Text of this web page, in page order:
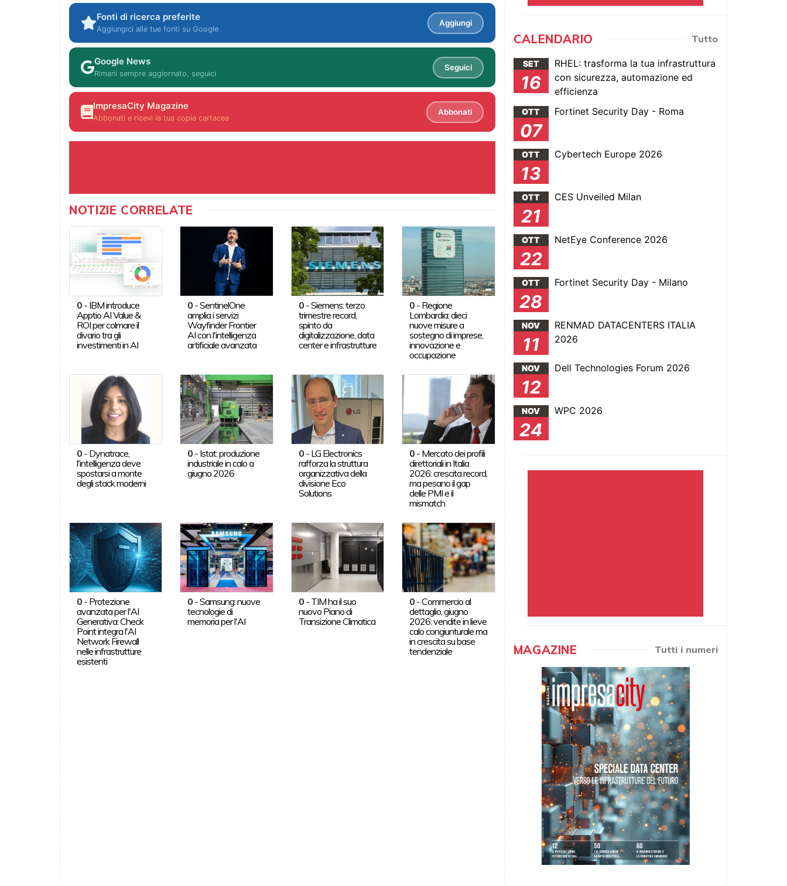
Fonti di ricerca preferite
Aggiungici alle tue fonti su Google
Aggiungi
Google News
Rimani sempre aggiornato, seguici
Seguici
ImpresaCity Magazine
Abbonati e ricevi la tua copia cartacea
Abbonati
NOTIZIE CORRELATE
0- IBM introduce
Apptio AI Value &
ROI per colmare il
divario tra gli
investimenti in AI
0 -SentinelOne
amplia i servizi
Wayfinder Frontier
AI con l'intelligenza
artificiale avanzata
0-Siemens: terzo
trimestre record,
spinto da
digitalizzazione, data
center e infrastrutture
0 - Regione
Lombardia: dieci
nuove misure a
sostegno di imprese,
innovazione e
occupazione
0- Dynatrace,
l'intelligenza deve
spostarsi a monte
degli stack moderni
0 - Istat: produzione
industriale in calo a
giugno 2026
0- LG Electronics
rafforza la struttura
organizzativa della
divisione Eco
Solutions
0 - Mercato dei profili
direttoriali in Italia
2026: crescita record,
ma pesano il gap
delle PMI e il
mismatch
0- Protezione
avanzata per l'AI
Generativa: Check
Point integra l'AI
Network Firewall
nelle infrastrutture
esistenti
0 -Samsung: nuove
tecnologie di
memoria per l'AI
0- TIM ha il suo
nuovo Piano di
Transizione Climatica
0 -Commercio al
dettaglio, giugno
2026: vendite in lieve
calo congiunturale ma
in crescita su base
tendenziale
CALENDARIO Tutto
SET
16
RHEL: trasforma la tua infrastruttura
con sicurezza, automazione ed
efficienza
OTT
07
Fortinet Security Day - Roma
OTT
13
Cybertech Europe 2026
OTT
21
CES Unveiled Milan
OTT
22
NetEye Conference 2026
OTT
28
Fortinet Security Day - Milano
NOV
11
RENMAD DATACENTERS ITALIA
2026
NOV
12
Dell Technologies Forum 2026
NOV
24
WPC 2026
MAGAZINE Tutti i numeri